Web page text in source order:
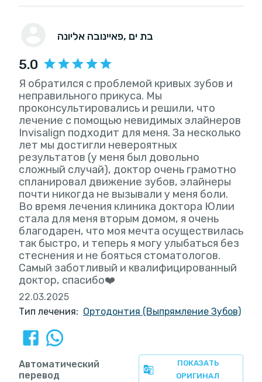
פאיינובה אליונה , בת ים
5.0
Я обратился с проблемой кривых зубов и
неправильного прикуса. Мы
проконсультировались и решили, что
лечение с помощью невидимых элайнеров
Invisalign подходит для меня. За несколько
лет мы достигли невероятных
результатов (у меня был довольно
сложный случай), доктор очень грамотно
спланировал движение зубов, элайнеры
почти никогда не вызывали у меня боли.
Во время лечения клиника доктора Юлии
стала для меня вторым домом, я очень
благодарен, что моя мечта осуществилась
так быстро, и теперь я могу улыбаться без
стеснения и не бояться стоматологов.
Самый заботливый и квалифицированный
доктор, спасибо❤️
22.03.2025
Тип лечения: Ортодонтия (Выпрямление Зубов)
ПОКАЗАТЬ
ОРИГИНАЛ
Автоматический
перевод